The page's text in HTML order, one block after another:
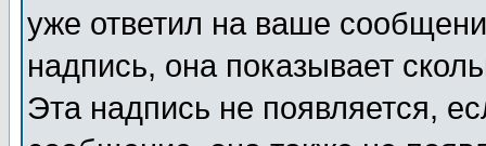
уже ответил на ваше
надпись, она показывает
Эта надпись не появляется,